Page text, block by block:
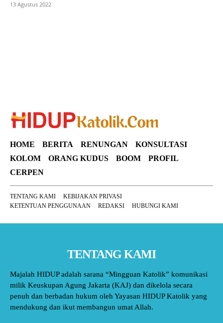
13 Agustus 2022
HOME BERITA RENUNGAN
KONSULTASI
KOLOM
ORANG KUDUS BOOM
PROFIL
CERPEN
TENTANG KAMI
KEBIJAKAN PRIVASI
KETENTUAN PENGGUNAAN
REDAKSI HUBUNGI KAMI
TENTANG KAMI
Majalah HIDUP adalah sarana “Mingguan Katolik” komunikasi
milik Keuskupan Agung Jakarta (KAJ) dan dikelola secara
penuh dan berbadan hukum oleh Yayasan HIDUP Katolik yang
mendukung dan ikut membangun umat Allah.